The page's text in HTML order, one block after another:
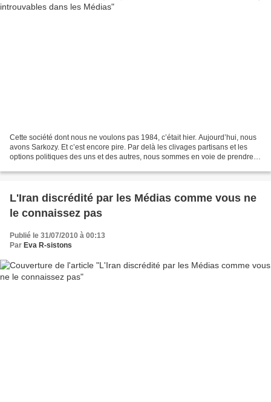
Cette société dont nous ne voulons pas 1984, c’était hier. Aujourd’hui, nous
avons Sarkozy. Et c’est encore pire. Par delà les clivages partisans et les
options politiques des uns et des autres, nous sommes en voie de prendre
L'Iran discrédité par les Médias comme vous ne
le connaissez pas
Publié le 31/07/2010 à 00:13
Par Eva R-sistons